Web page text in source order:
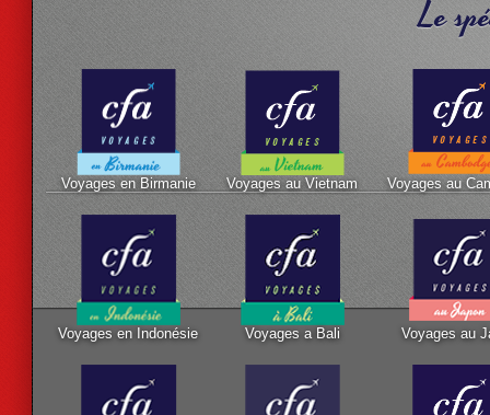
Le
Voyages en Birmanie Voyages au Vietnam Voyages au
Voyages en Indonésie Voyages a Bali Voyages au